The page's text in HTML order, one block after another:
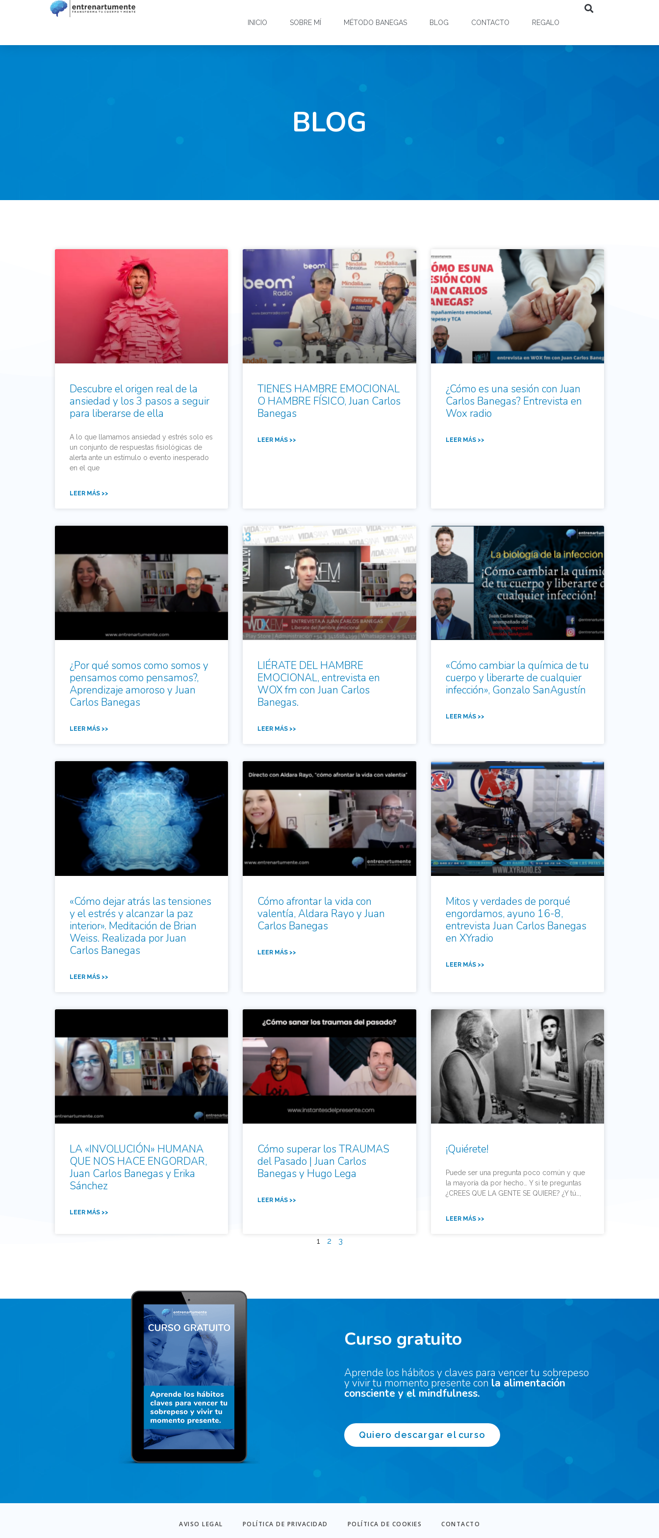
INICIO SOBRE MÍ MÉTODO BANEGAS BLOG CONTACTO REGALO
BLOG
Descubre el origen real de la
ansiedad y los 3 pasos a seguir
para liberarse de ella
A lo que llamamos ansiedad y estrés solo es
un conjunto de respuestas fisiológicas de
alerta ante un estímulo o evento inesperado
en el que
LEER MÁS >>
TIENES HAMBRE EMOCIONAL
O HAMBRE FÍSICO, Juan Carlos
Banegas
LEER MÁS >>
¿Cómo es una sesión con Juan
Carlos Banegas? Entrevista en
Wox radio
LEER MÁS >>
¿Por qué somos como somos y
pensamos como pensamos?,
Aprendizaje amoroso y Juan
Carlos Banegas
LEER MÁS >>
LIÉRATE DEL HAMBRE
EMOCIONAL, entrevista en
WOX fm con Juan Carlos
Banegas.
LEER MÁS >>
«Cómo cambiar la química de tu
cuerpo y liberarte de cualquier
infección», Gonzalo SanAgustín
LEER MÁS >>
«Cómo dejar atrás las tensiones
y el estrés y alcanzar la paz
interior». Meditación de Brian
Weiss. Realizada por Juan
Carlos Banegas
LEER MÁS >>
Cómo afrontar la vida con
valentía, Aldara Rayo y Juan
Carlos Banegas
LEER MÁS >>
Mitos y verdades de porqué
engordamos, ayuno 16-8,
entrevista Juan Carlos Banegas
en XYradio
LEER MÁS >>
LA «INVOLUCIÓN» HUMANA
QUE NOS HACE ENGORDAR,
Juan Carlos Banegas y Erika
Sánchez
LEER MÁS >>
Cómo superar los TRAUMAS
del Pasado | Juan Carlos
Banegas y Hugo Lega
LEER MÁS >>
¡Quiérete!
Puede ser una pregunta poco común y que
la mayoría da por hecho… Y si te preguntas
¿CREES QUE LA GENTE SE QUIERE? ¿Y tú…,
LEER MÁS >>
1 2 3
Curso gratuito
Aprende los hábitos y claves para vencer tu sobrepeso
y vivir tu momento presente con la alimentación
consciente y el mindfulness.
Quiero descargar el curso
AVISO LEGAL POLÍTICA DE PRIVACIDAD POLÍTICA DE COOKIES CONTACTO